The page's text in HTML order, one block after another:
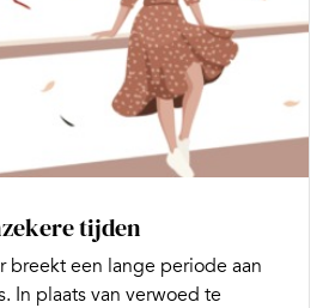
tijden
breekt een lange periode aan
In plaats van verwoed te